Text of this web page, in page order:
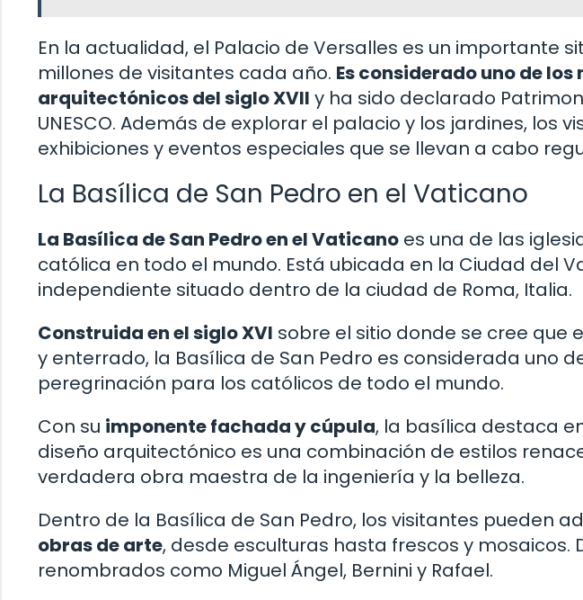
En la actualidad, el Palacio de Versalles es un importante
millones de visitantes cada año. Es considerado uno de
arquitectónicos del siglo XVII y ha sido declarado
UNESCO. Además de explorar el palacio y los jardines, los
exhibiciones y eventos especiales que se llevan a cabo
La Basílica de San Pedro en el Vaticano
La Basílica de San Pedro en el Vaticano es una de las
católica en todo el mundo. Está ubicada en la Ciudad del
independiente situado dentro de la ciudad de Roma, Italia.
Construida en el siglo XVI sobre el sitio donde se cree que
y enterrado, la Basílica de San Pedro es considerada uno
peregrinación para los católicos de todo el mundo.
Con su imponente fachada y cúpula, la basílica destaca
diseño arquitectónico es una combinación de estilos
verdadera obra maestra de la ingeniería y la belleza.
Dentro de la Basílica de San Pedro, los visitantes pueden
obras de arte, desde esculturas hasta frescos y
renombrados como Miguel Ángel, Bernini y Rafael.